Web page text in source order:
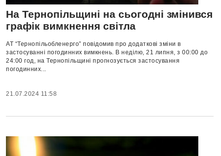
На Тернопільщині на сьогодні змінився
графік вимкнення світла
АТ “Тернопільобленерго” повідомив про додаткові зміни в
застосуванні погодинних вимкнень. В неділю, 21 липня, з 00:00 до
24:00 год, на Тернопільщині прогнозується застосування
погодинних...
21.07.2024 11:58